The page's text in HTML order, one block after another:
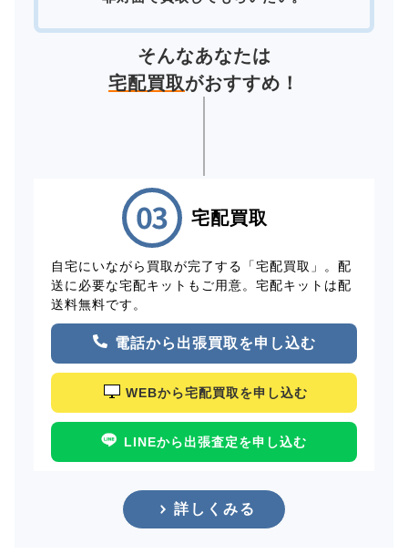
そんなあなたは
宅配買取がおすすめ！
宅配買取
自宅にいながら買取が完了する「宅配買取」。配
送に必要な宅配キットもご用意。宅配キットは配
送料無料です。
電話から出張買取を申し込む
WEBから宅配買取を申し込む
LINEから出張査定を申し込む
詳しくみる